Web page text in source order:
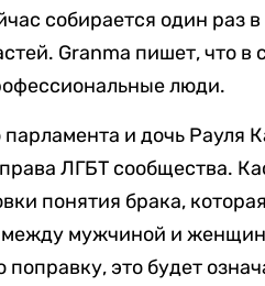
собирается один раз в
Granma пишет, что в
люди.
и дочь Рауля
ЛГБТ сообщества.
понятия брака,
между мужчиной и
это будет